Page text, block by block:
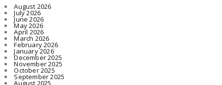
August 2026
July 2026
June 2026
May 2026
April 2026
March 2026
February 2026
January 2026
December 2025
November 2025
October 2025
September 2025
August 2025